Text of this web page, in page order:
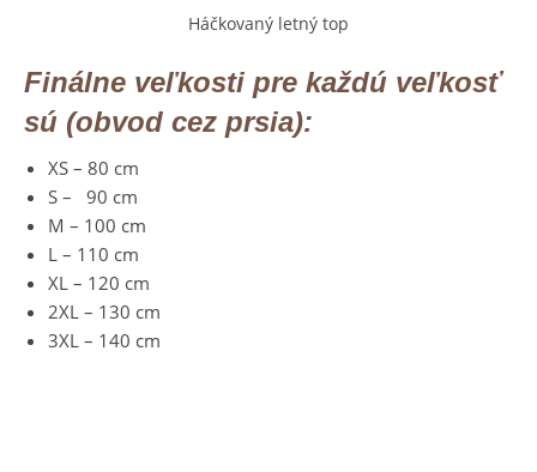
Háčkovaný letný top
Finálne veľkosti pre každú veľkosť
sú (obvod cez prsia):
XS – 80 cm
S – 90 cm
M – 100 cm
L – 110 cm
XL – 120 cm
2XL – 130 cm
3XL – 140 cm